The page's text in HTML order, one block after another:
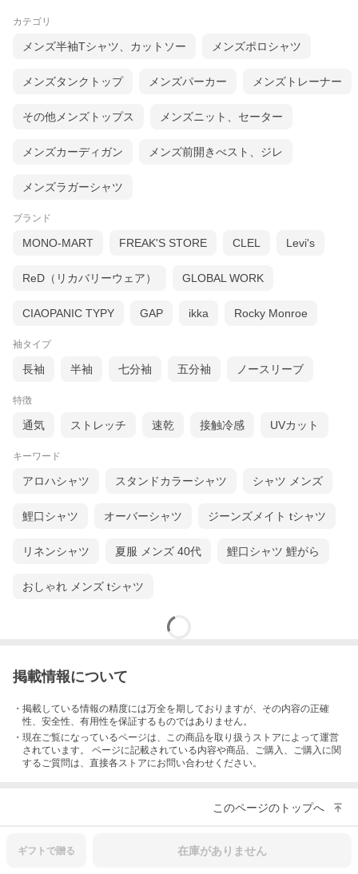
着用サイズ：5サイズ
着用カラー：IVORY
スタッフDATA
カテゴリ
メンズ半袖Tシャツ、カットソー メンズポロシャツ
メンズタンクトップ メンズパーカー メンズトレーナー
その他メンズトップス メンズニット、セーター
メンズカーディガン メンズ前開きべスト、ジレ
メンズラガーシャツ
ブランド
MONO-MART FREAK'S STORE CLEL Levi's
ReD（リカバリーウェア） GLOBAL WORK
CIAOPANIC TYPY GAP ikka Rocky Monroe
袖タイプ
長袖 半袖 七分袖 五分袖 ノースリーブ
特徴
通気 ストレッチ 速乾 接触冷感 UVカット
キーワード
アロハシャツ スタンドカラーシャツ シャツ メンズ
鯉口シャツ オーバーシャツ ジーンズメイト tシャツ
リネンシャツ 夏服 メンズ 40代 鯉口シャツ 鯉がら
おしゃれ メンズ tシャツ
掲載情報について
・掲載している情報の精度には万全を期しておりますが、その内容の正確
性、安全性、有用性を保証するものではありません。
・現在ご覧になっているページは、この商品を取り扱うストアによって運営
されています。 ページに記載されている内容や商品、ご購入 、ご購入に関
するご質問は、直接各ストアにお問い合わせください。
このページのトップへ
ギフトで贈る 在庫がありません